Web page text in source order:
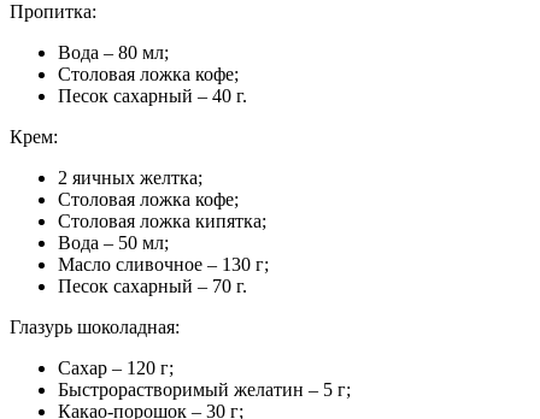
Пропитка:
Вода – 80 мл;
Столовая ложка кофе;
Песок сахарный – 40 г.
Крем:
2 яичных желтка;
Столовая ложка кофе;
Столовая ложка кипятка;
Вода – 50 мл;
Масло сливочное – 130 г;
Песок сахарный – 70 г.
Глазурь шоколадная:
Сахар – 120 г;
Быстрорастворимый желатин – 5 г;
Какао-порошок – 30 г;